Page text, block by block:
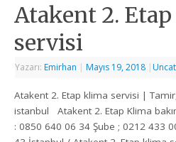
Atakent 2.
servisi
Yazarı: Emirhan | Mayıs 19, 2018 |
Atakent 2. Etap klima servisi |
istanbul Atakent 2. Etap Klima
: 0850 640 06 34 Şube ; 0212 433